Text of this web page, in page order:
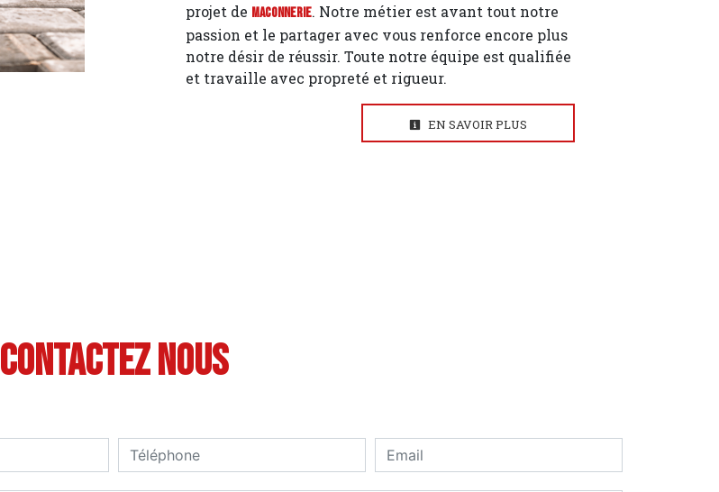
projet de Maconnerie. Notre métier est avant tout notre
passion et le partager avec vous renforce encore plus
notre désir de réussir. Toute notre équipe est qualifiée
et travaille avec propreté et rigueur.
EN SAVOIR PLUS
Contactez nous